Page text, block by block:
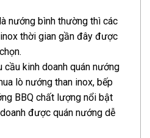
nướng bình thường thì các
thời gian gần đây được
cầu kinh doanh quán nướng
lò nướng than inox, bếp
BBQ chất lượng nổi bật
được quán nướng dễ